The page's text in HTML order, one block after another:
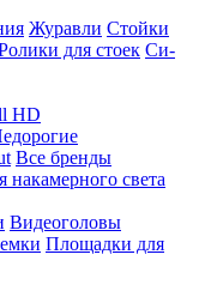
Журавли Стойки
для стоек Си-
HD
Все бренды
света
Видеоголовы
Площадки для